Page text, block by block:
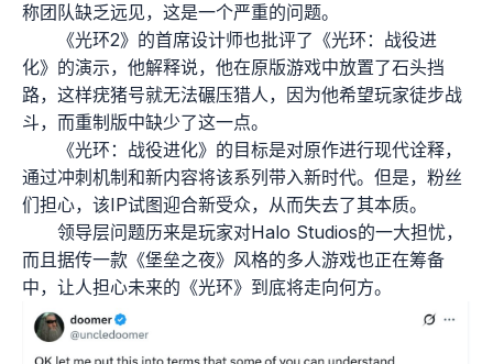
称团队缺乏远见，这是一个严重的问题。
《光环2》的首席设计师也批评了《光环：战役进
化》的演示，他解释说，他在原版游戏中放置了石头挡
路，这样疣猪号就无法碾压猎人，因为他希望玩家徒步战
斗，而重制版中缺少了这一点。
《光环：战役进化》的目标是对原作进行现代诠释，
通过冲刺机制和新内容将该系列带入新时代。但是，粉丝
们担心，该IP试图迎合新受众，从而失去了其本质。
领导层问题历来是玩家对Halo Studios的一大担忧，
而且据传一款《堡垒之夜》风格的多人游戏也正在筹备
中，让人担心未来的《光环》到底将走向何方。